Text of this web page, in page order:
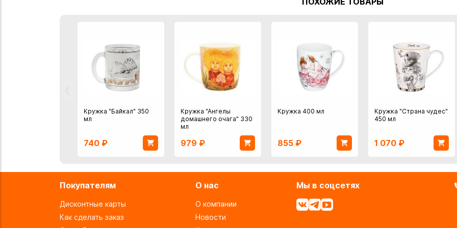
Кружка "Байкал" 350
мл
740 ₽
Кружка "Ангелы
домашнего очага" 330
мл
979 ₽
Кружка 400 мл
855 ₽
Кружка "Страна чудес"
450 мл
1 070 ₽
Покупателям
Дисконтные карты
Как сделать заказ
О нас
О компании
Новости
Мы в соцсетях